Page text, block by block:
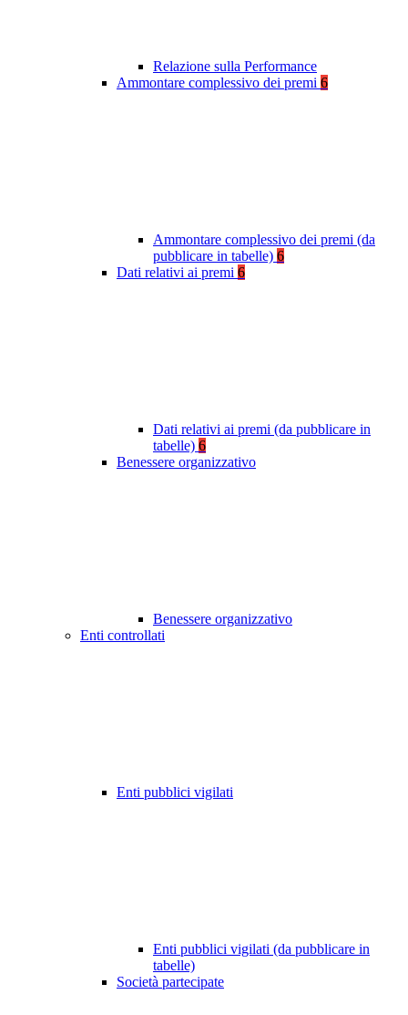
Relazione sulla Performance
Ammontare complessivo dei premi 6
Ammontare complessivo dei premi (da
pubblicare in tabelle) 6
Dati relativi ai premi 6
Dati relativi ai premi (da pubblicare in
tabelle) 6
Benessere organizzativo
Benessere organizzativo
Enti controllati
Enti pubblici vigilati
Enti pubblici vigilati (da pubblicare in
tabelle)
Società partecipate